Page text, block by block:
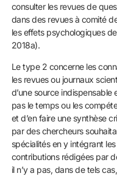
consulter les revues de
dans des revues à comité
les effets psychologiques
2018a).
Le type 2 concerne les
les revues ou journaux
d’une source indispensable
pas le temps ou les
et d’en faire une synthèse
par des chercheurs
spécialités en y intégrant
contributions rédigées par
il n’y a pas, dans de tels